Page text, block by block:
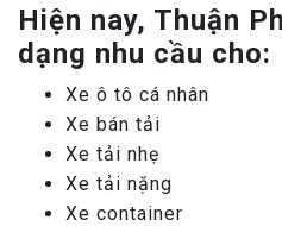
Hiện nay, Thuận
dạng nhu cầu cho:
Xe ô tô cá nhân
Xe bán tải
Xe tải nhẹ
Xe tải nặng
Xe container